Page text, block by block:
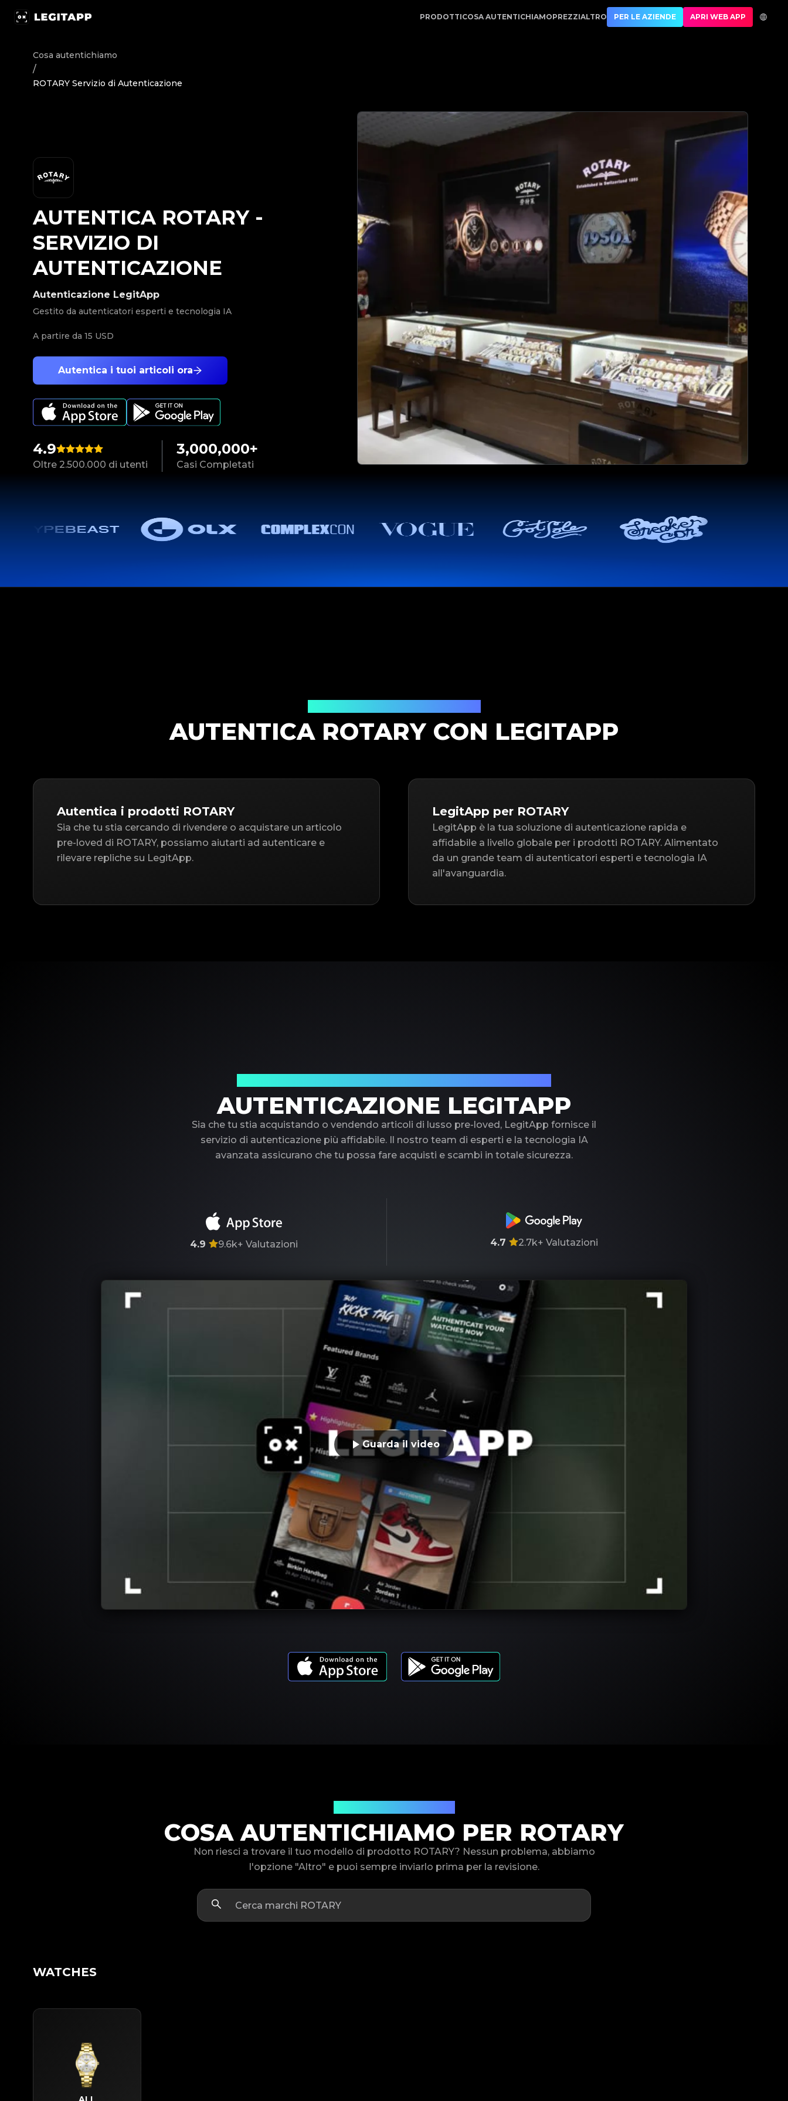
Autentica ROTARY - Servizio di Autenticazione | LegitApp | Il tuo partner di fiducia nell'autenticazione di lusso | No.1 Best Authentication
PRODOTTICOSA AUTENTICHIAMOPREZZIALTRO PER LE AZIENDE APRI WEB APP
Cosa autentichiamo
/
ROTARY Servizio di Autenticazione
4.9
Oltre 2.500.000 di utenti
3,000,000+
Casi Completati
Autentica i tuoi articoli ora
Autenticazione LegitApp
Gestito da autenticatori esperti e tecnologia IA
A partire da 15 USD
AUTENTICA ROTARY-
SERVIZIO DI
AUTENTICAZIONE
AUTENTICA ROTARY CON LEGITAPP
Autentica i prodotti ROTARY
Sia che tu stia cercando di rivendere o acquistare un articolo
pre-loved di ROTARY, possiamo aiutarti ad autenticare e
rilevare repliche su LegitApp.
LegitApp per ROTARY
LegitApp è la tua soluzione di autenticazione rapida e
affidabile a livello globale per i prodotti ROTARY. Alimentato
da un grande team di autenticatori esperti e tecnologia IA
all'avanguardia.
AUTENTICAZIONE LEGITAPP
Sia che tu stia acquistando o vendendo articoli di lusso pre-loved, LegitApp fornisce il
servizio di autenticazione più affidabile. Il nostro team di esperti e la tecnologia IA
avanzata assicurano che tu possa fare acquisti e scambi in totale sicurezza.
4.9 9.6k+ Valutazioni 4.7 2.7k+ Valutazioni
Guarda il video
COSA AUTENTICHIAMO PER ROTARY
Non riesci a trovare il tuo modello di prodotto ROTARY? Nessun problema, abbiamo
l'opzione "Altro" e puoi sempre inviarlo prima per la revisione.
WATCHES